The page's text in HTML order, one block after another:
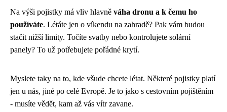
Na výši pojistky má vliv hlavně váha dronu a k čemu ho
používáte. Létáte jen o víkendu na zahradě? Pak vám budou
stačit nižší limity. Točíte svatby nebo kontrolujete solární
panely? To už potřebujete pořádné krytí.
Myslete taky na to, kde všude chcete létat. Některé pojistky platí
jen u nás, jiné po celé Evropě. Je to jako s cestovním pojištěním
- musíte vědět, kam až vás vítr zavane.